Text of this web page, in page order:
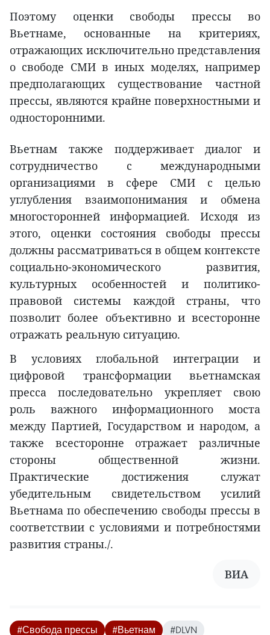
Поэтому оценки свободы прессы во
Вьетнаме, основанные на критериях,
отражающих исключительно представления
о свободе СМИ в иных моделях, например
предполагающих существование частной
прессы, являются крайне поверхностными и
односторонними.
Вьетнам также поддерживает диалог и
сотрудничество с международными
организациями в сфере СМИ с целью
углубления взаимопонимания и обмена
многосторонней информацией. Исходя из
этого, оценки состояния свободы прессы
должны рассматриваться в общем контексте
социально-экономического развития,
культурных особенностей и политико-
правовой системы каждой страны, что
позволит более объективно и всесторонне
отражать реальную ситуацию.
В условиях глобальной интеграции и
цифровой трансформации вьетнамская
пресса последовательно укрепляет свою
роль важного информационного моста
между Партией, Государством и народом, а
также всесторонне отражает различные
стороны общественной жизни.
Практические достижения служат
убедительным свидетельством усилий
Вьетнама по обеспечению свободы прессы в
соответствии с условиями и потребностями
развития страны./.
ВИА
#Свобода прессы #Вьетнам #DLVN